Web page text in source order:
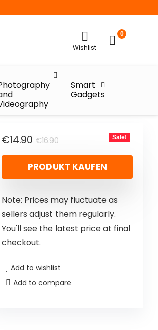
Wishlist
0
Smart
Gadgets
€16.90
€14.90 Sale!
PRODUKT KAUFEN
Note: Prices may fluctuate as
sellers adjust them regularly.
You'll see the latest price at final
checkout.
Add to wishlist
Add to compare